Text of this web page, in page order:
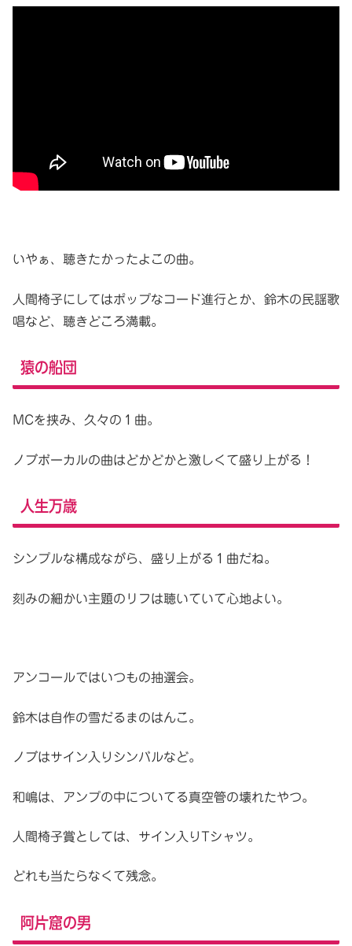
いやぁ、聴きたかったよこの曲。
人間椅子にしてはポップなコード進行とか、鈴木の民謡歌
唱など、聴きどころ満載。
猿の船団
MCを挟み、久々の１曲。
ノブボーカルの曲はどかどかと激しくて盛り上がる！
人生万歳
シンプルな構成ながら、盛り上がる１曲だね。
刻みの細かい主題のリフは聴いていて心地よい。
アンコールではいつもの抽選会。
鈴木は自作の雪だるまのはんこ。
ノブはサイン入りシンバルなど。
和嶋は、アンプの中についてる真空管の壊れたやつ。
人間椅子賞としては、サイン入りTシャツ。
どれも当たらなくて残念。
阿片窟の男